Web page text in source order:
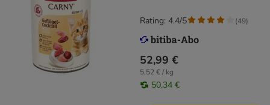
52,99 €
5,52 € / kg
50,34 €
Rating: 4.4/5 (49)